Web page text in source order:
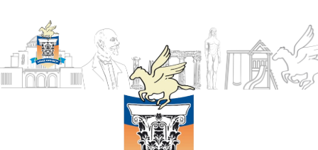
ΔΗΜΟΣ
ΚΟΡΙΝΘΙΩΝ